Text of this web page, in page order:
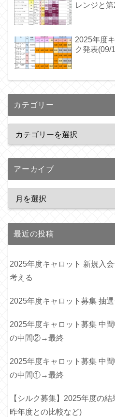
レンジと
2025年度
ク発表(09/
カテゴリー
アーカイブ
最近の投稿
2025年度キャロット 新規入
考える
2025年度キャロット募集 抽
2025年度キャロット募集 中
の中間②→最終
2025年度キャロット募集 中
の中間①→最終
【シルク募集】2025年度の結
昨年度との比較など)